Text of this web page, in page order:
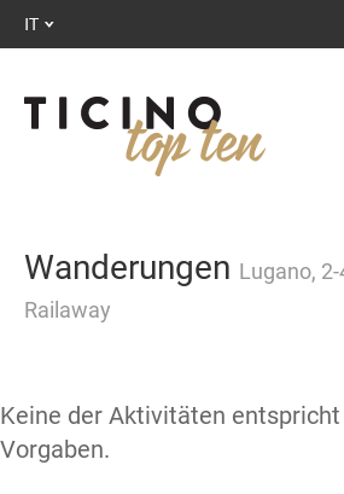
IT
Wanderungen Lugano,
Railaway
Keine der Aktivitäten
Vorgaben.